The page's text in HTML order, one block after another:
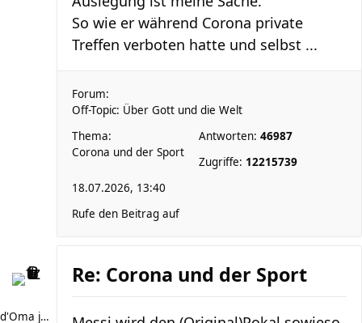
So wie er während Corona private
Treffen verboten hatte und selbst ...
Forum:
Off-Topic: Über Gott und die Welt
Thema:
Corona und der Sport
Antworten: 46987
Zugriffe: 12215739
18.07.2026, 13:40
Rufe den Beitrag auf
d'Oma joggt
Re: Corona und der Sport